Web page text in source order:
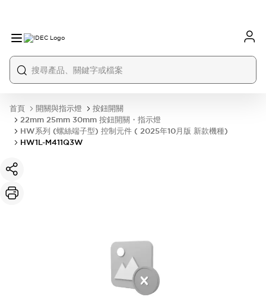
首頁 開關與指示燈
按鈕開關
22mm 25mm 30mm 按鈕開關・指示燈
HW系列 (螺絲端子型) 控制元件 ( 2025年10月版 新款機種)
HW1L-M411Q3W